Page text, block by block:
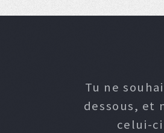
Tu ne
dessous, et
celui-